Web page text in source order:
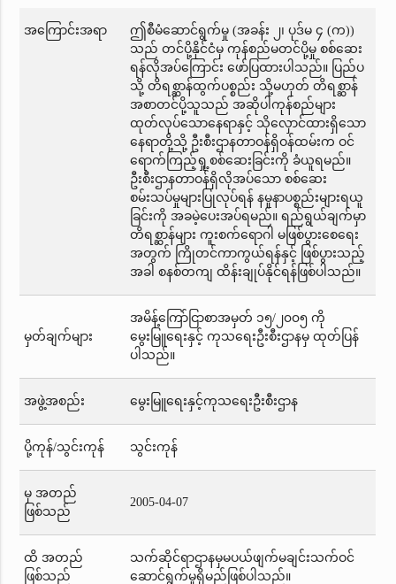
အကြောင်းအရာ
ဤစီမံဆောင်ရွက်မှု (အခန်း ၂၊ ပုဒ်မ ၄ (က))
သည် တင်ပို့နိုင်ငံမှ ကုန်စည်မတင်ပို့မှု စစ်ဆေး
ရန်လိုအပ်ကြောင်း ဖော်ပြထားပါသည်။ ပြည်ပ
သို့ တိရစ္ဆာန်ထွက်ပစ္စည်း သို့မဟုတ် တိရစ္ဆာန်
အစာတင်ပို့သူသည် အဆိုပါကုန်စည်များ
ထုတ်လုပ်သောနေရာနှင့် သိုလှောင်ထားရှိသော
နေရာတို့သို့ ဦးစီးဌာနတာဝန်ရှိဝန်ထမ်းက ဝင်
ရောက်ကြည့်ရှု့စစ်ဆေးခြင်းကို ခံယူရမည်။
ဦးစီးဌာနတာဝန်ရှိလိုအပ်သော စစ်ဆေး
စမ်းသပ်မှုများပြုလုပ်ရန် နမူနာပစ္စည်းများရယူ
ခြင်းကို အခမဲ့ပေးအပ်ရမည်။ ရည်ရွယ်ချက်မှာ
တိရစ္ဆာန်များ ကူးစက်ရောဂါ မဖြစ်ပွားစေရေး
အတွက် ကြိုတင်ကာကွယ်ရန်နှင့် ဖြစ်ပွားသည့်
အခါ စနစ်တကျ ထိန်းချုပ်နိုင်ရန်ဖြစ်ပါသည်။
မှတ်ချက်များ
အမိန့်ကြော်ငြာစာအမှတ် ၁၅/၂၀၀၅ ကို
မွေးမြူရေးနှင့် ကုသရေးဦးစီးဌာနမှ ထုတ်ပြန်
ပါသည်။
အဖွဲ့အစည်း မွေးမြူရေးနှင့်ကုသရေးဦးစီးဌာန
ပို့ကုန်/သွင်းကုန် သွင်းကုန်
မှ အတည်
ဖြစ်သည်
2005-04-07
ထိ အတည်
ဖြစ်သည်
သက်ဆိုင်ရာဌာနမှမပယ်ဖျက်မချင်းသက်ဝင်
ဆောင်ရွက်မှုရှိမည်ဖြစ်ပါသည်။